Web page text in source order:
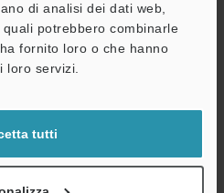
di analisi dei dati web,
potrebbero combinarle
fornito loro o che hanno
loro servizi.
tutti